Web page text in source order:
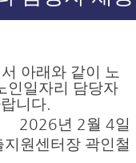
아래와 같이 노
인일자리 담당자
니다.
2026년 2월4일
원센터장 곽인철